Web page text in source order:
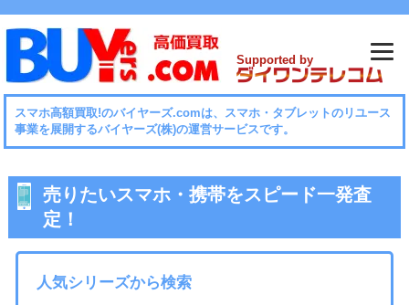
Supported by
スマホ⾼額買取!のバイヤーズ.comは、スマホ・タブレットのリユース
事業を展開するバイヤーズ(株)の運営サービスです。
売りたいスマホ・携帯をスピード一発査
定！
人気シリーズから検索